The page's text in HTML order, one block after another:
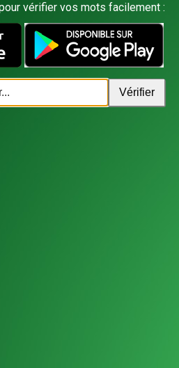
vérifier vos mots facilement :